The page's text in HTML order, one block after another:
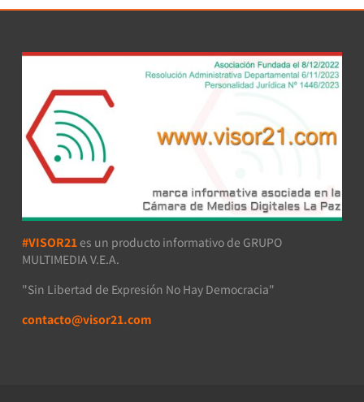
#VISOR21 es un producto informativo de GRUPO
MULTIMEDIA V.E.A.
"Sin Libertad de Expresión No Hay Democracia"
contacto@visor21.com